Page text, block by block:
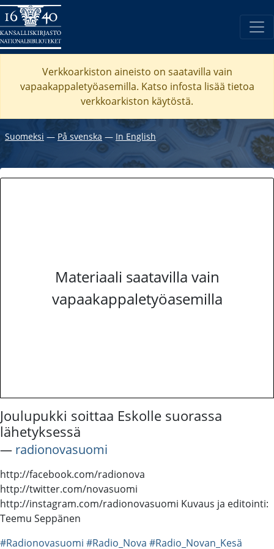
Verkkoarkiston aineisto on saatavilla vain
vapaakappaletyöasemilla. Katso infosta lisää tietoa
verkkoarkiston käytöstä.
Suomeksi ― På svenska ― In English
Materiaali saatavilla vain
vapaakappaletyöasemilla
Joulupukki soittaa Eskolle suorassa
lähetyksessä
― radionovasuomi
http://facebook.com/radionova
http://twitter.com/novasuomi
http://instagram.com/radionovasuomi Kuvaus ja editointi:
Teemu Seppänen
#Radionovasuomi #Radio_Nova #Radio_Novan_Kesä